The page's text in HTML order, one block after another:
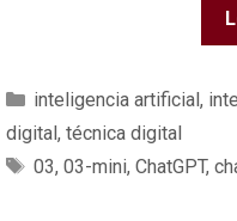
inteligencia artificial,
digital, técnica digital
03, 03-mini, ChatGPT,